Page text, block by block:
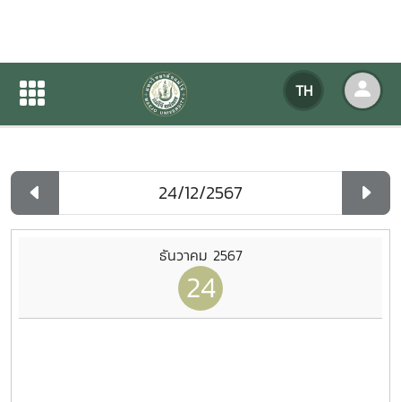
TH
ปฏิทินกิจกรรมของหน่วยงาน
ปฏิทินกิจกรรมของหน่วยงาน
ธันวาคม 2567
24